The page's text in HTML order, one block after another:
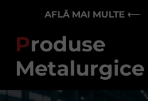
AFLĂ MAI MULTE ⟵
Produse
Metalurgice